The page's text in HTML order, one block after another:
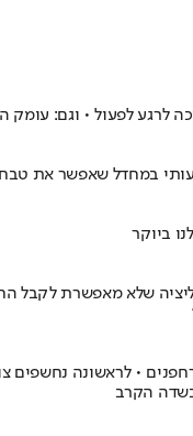
לפעול • וגם: עומק
שאפשר את טבח 7
ביוקר
"בנה קואליציה שלא מאפשרת
• לראשונה נחשפים